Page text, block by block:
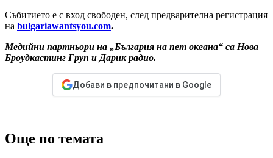
Събитието е с вход свободен, след предварителна регистрация
на bulgariawantsyou.com.
Медийни партньори на „България на пет океана“ са Нова
Броудкастинг Груп и Дарик радио.
Добави в предпочитани в Google
Още по темата